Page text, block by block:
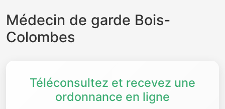
Médecin de garde Bois-
Colombes
Téléconsultez et recevez une
ordonnance en ligne